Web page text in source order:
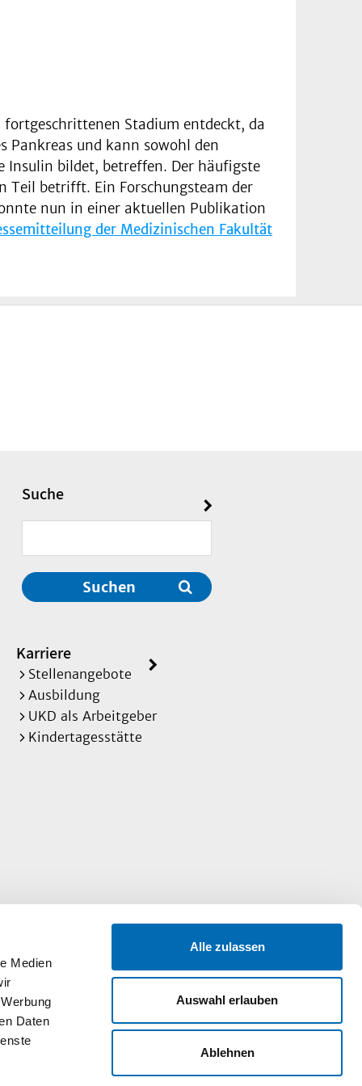
Medien
Daten
Alle zulassen
Auswahl erlauben
Ablehnen
Stadium entdeckt, da
Pankreas und kann sowohl den
Insulin bildet, betreffen. Der häufigste
Teil betrifft. Ein Forschungsteam der
nun in einer aktuellen Publikation
der Medizinischen Fakultät
Suche
Suchen
Karriere
Stellenangebote
Ausbildung
UKD als Arbeitgeber
Kindertagesstätte